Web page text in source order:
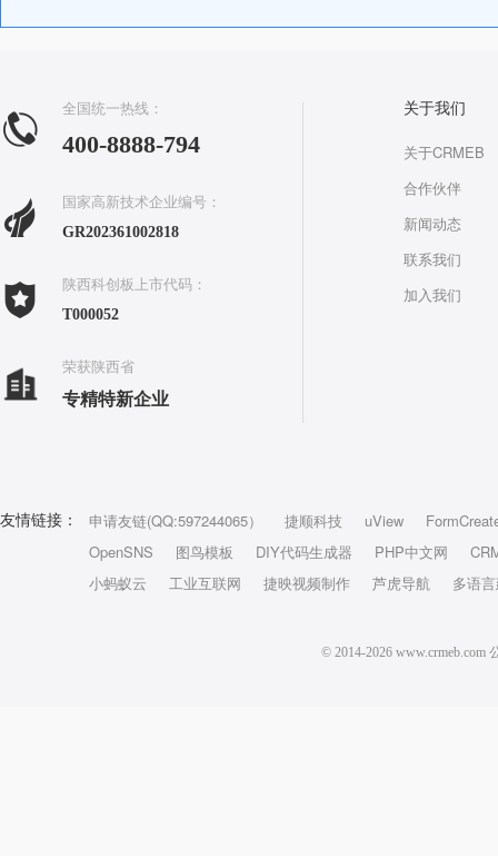
全国统一热线：
400-8888-794
国家高新技术企业编号：
GR202361002818
陕西科创板上市代码：
T000052
荣获陕西省
专精特新企业
关于我们
关于CRMEB
合作伙伴
新闻动态
联系我们
加入我们
友情链接： 申请友链(QQ:597244065） 捷顺科技 uView
OpenSNS
图鸟模板 DIY代码生成器 PHP中文网
小蚂蚁云
工业互联网 捷映视频制作 芦虎导航 多语
© 2014-2026